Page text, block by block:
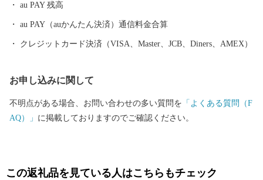
au PAY 残高
au PAY（auかんたん決済）通信料金合算
クレジットカード決済（VISA、Master、JCB、Diners、AMEX）
お申し込みに関して
不明点がある場合、お問い合わせの多い質問を 「よくある質問（F
AQ）」 に掲載しておりますのでご確認ください。
この返礼品を見ている人はこちらもチェック